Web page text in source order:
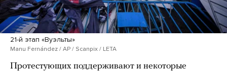
21-й этап «Вуэльты»
Manu Fernández / AP / Scanpix / LETA
Протестующих поддерживают и некоторые